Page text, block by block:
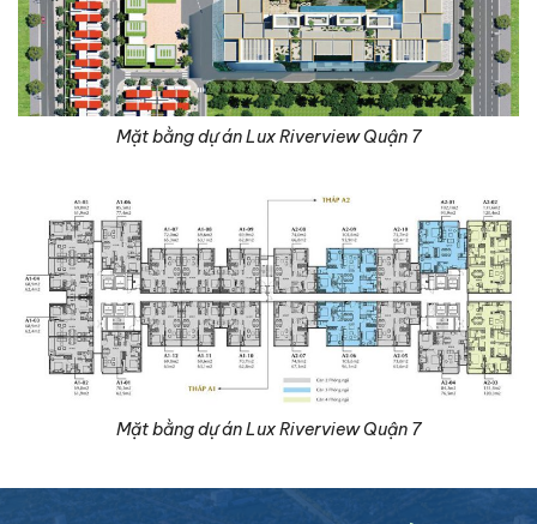
Mặt bằng dự án Lux Riverview Quận 7
Mặt bằng dự án Lux Riverview Quận 7